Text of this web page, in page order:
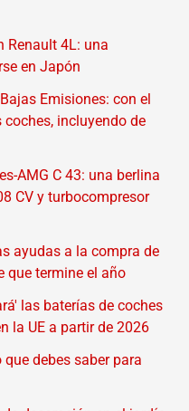
Renault 4L: una
en Japón
Emisiones: con el
incluyendo de
AMG C 43: una berlina
CV y turbocompresor
ayudas a la compra de
que termine el año
las baterías de coches
la UE a partir de 2026
debes saber para